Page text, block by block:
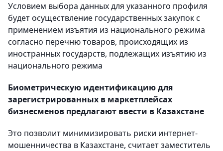
Условием выбора данных для указанного профиля
будет осуществление государственных закупок с
применением изъятия из национального режима
согласно перечню товаров, происходящих из
иностранных государств, подлежащих изъятию из
национального режима
Биометрическую идентификацию для
зарегистрированных в маркетплейсах
бизнесменов предлагают ввести в Казахстане
Это позволит минимизировать риски интернет-
мошенничества в Казахстане, считает заместитель